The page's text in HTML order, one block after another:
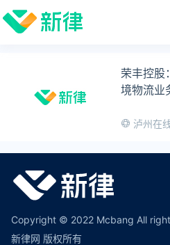
荣丰控股
境物流业
泸州在
Copyright © 2022 Mcbang All
新律网 版权所有